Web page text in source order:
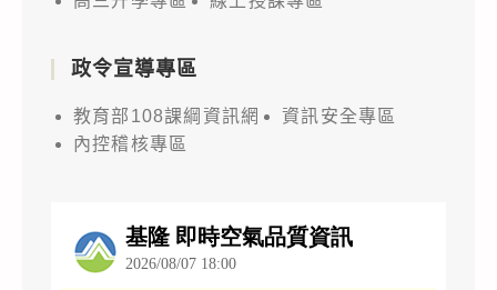
政令宣導專區
教育部108課綱資訊網
資訊安全專區
內控稽核專區